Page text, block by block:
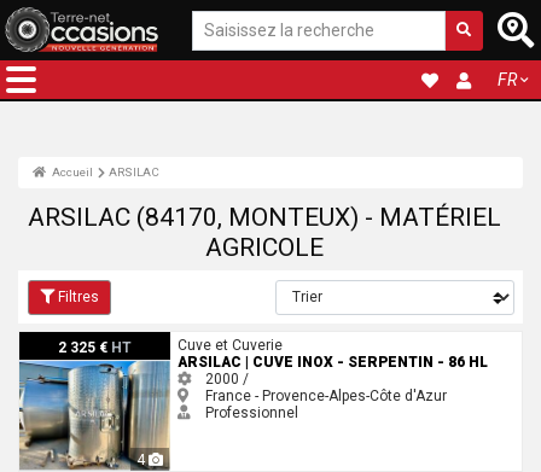
FR
Accueil ARSILAC
ARSILAC (84170, MONTEUX) - MATÉRIEL
AGRICOLE
Filtres
2 325 € HT
4
ARSILAC | Cuve inox - Serpentin - 86 HL
Cuve et Cuverie
ARSILAC | CUVE INOX - SERPENTIN - 86 HL
2000 /
France - Provence-Alpes-Côte d'Azur
Professionnel